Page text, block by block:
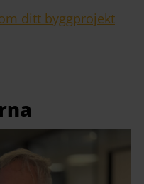
ditt byggprojekt